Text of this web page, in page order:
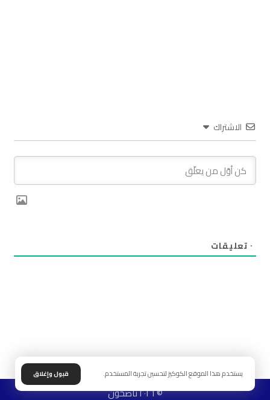
الاشتراك
٠ تعليقات
© ٢٠٢٦ ناصحون
يستخدم هذا الموقع الكوكيز لتحسين تجربة المستخدم. قبول وإغلاق